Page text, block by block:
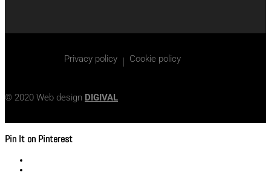
Privacy policy| Cookie policy
© 2020 Web design DIGIVAL
Pin It on Pinterest